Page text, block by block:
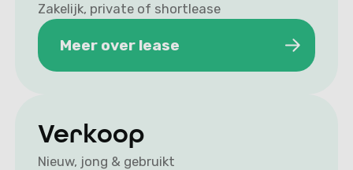
Zakelijk, private of shortlease
Meer over lease
Verkoop
Nieuw, jong & gebruikt